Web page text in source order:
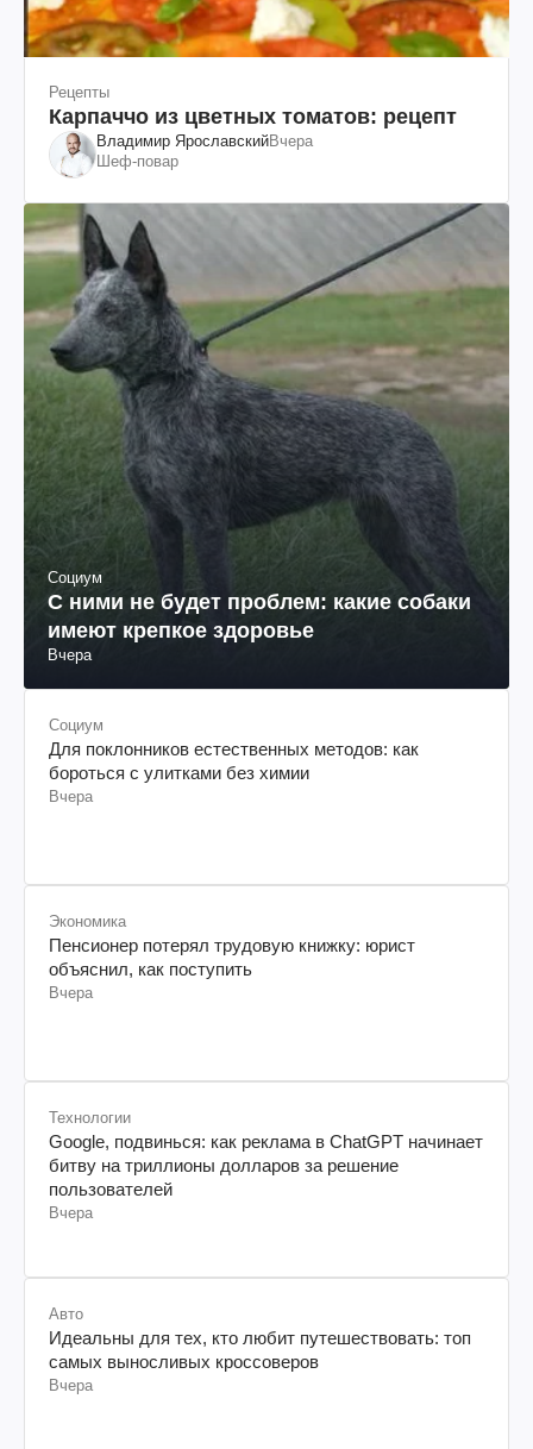
Рецепты
Карпаччо из цветных томатов: рецепт
Владимир ЯрославскийВчера
Шеф-повар
Социум
С ними не будет проблем: какие собаки
имеют крепкое здоровье
Вчера
Социум
Для поклонников естественных методов: как
бороться с улитками без химии
Вчера
Экономика
Пенсионер потерял трудовую книжку: юрист
объяснил, как поступить
Вчера
Технологии
Google, подвинься: как реклама в ChatGPT начинает
битву на триллионы долларов за решение
пользователей
Вчера
Авто
Идеальны для тех, кто любит путешествовать: топ
самых выносливых кроссоверов
Вчера